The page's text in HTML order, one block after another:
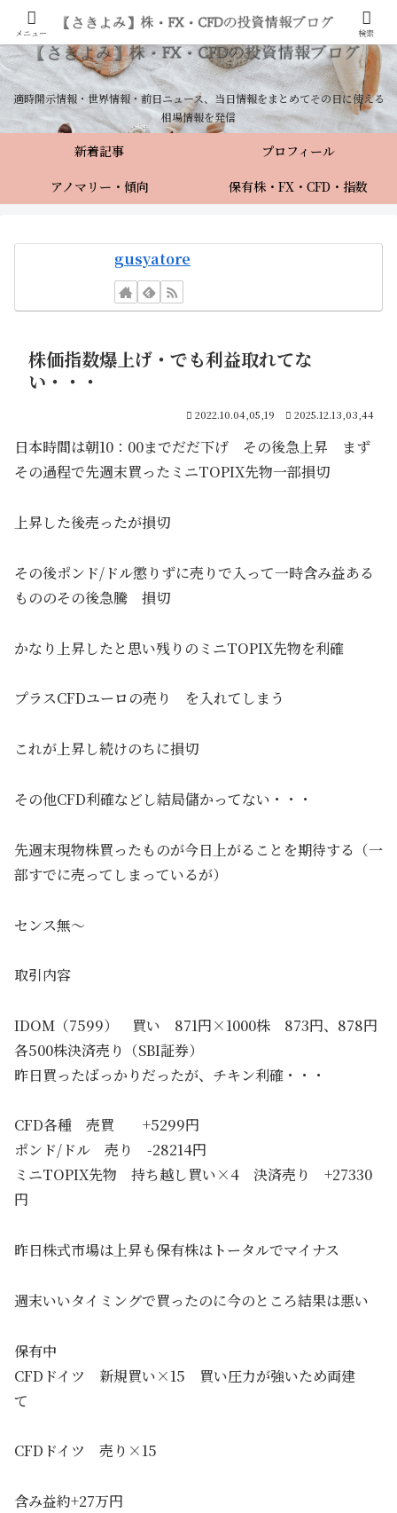
適時開示情報・世界情報・前日ニュース、当日情報をまとめてその日に使える
相場情報を発信
新着記事
プロフィール
アノマリー・傾向
保有株・FX・CFD・指数
gusyatore
株価指数爆上げ・でも利益取れてな
い・・・
2022.10.04,05,19 2025.12.13,03,44
日本時間は朝10：00までだだ下げ その後急上昇 まず
その過程で先週末買ったミニTOPIX先物一部損切
上昇した後売ったが損切
その後ポンド/ドル懲りずに売りで入って一時含み益ある
もののその後急騰 損切
かなり上昇したと思い残りのミニTOPIX先物を利確
プラスCFDユーロの売り を入れてしまう
これが上昇し続けのちに損切
その他CFD利確などし結局儲かってない・・・
先週末現物株買ったものが今日上がることを期待する（一
部すでに売ってしまっているが）
センス無～
取引内容
IDOM（7599） 買い 871円×1000株 873円、878円
各500株決済売り（SBI証券）
昨日買ったばっかりだったが、チキン利確・・・
CFD各種 売買 +5299円
ポンド/ドル 売り -28214円
ミニTOPIX先物 持ち越し買い×4 決済売り +27330
円
昨日株式市場は上昇も保有株はトータルでマイナス
週末いいタイミングで買ったのに今のところ結果は悪い
保有中
CFDドイツ 新規買い×15 買い圧力が強いため両建
て
CFDドイツ 売り×15
含み益約+27万円
メニュー 検索